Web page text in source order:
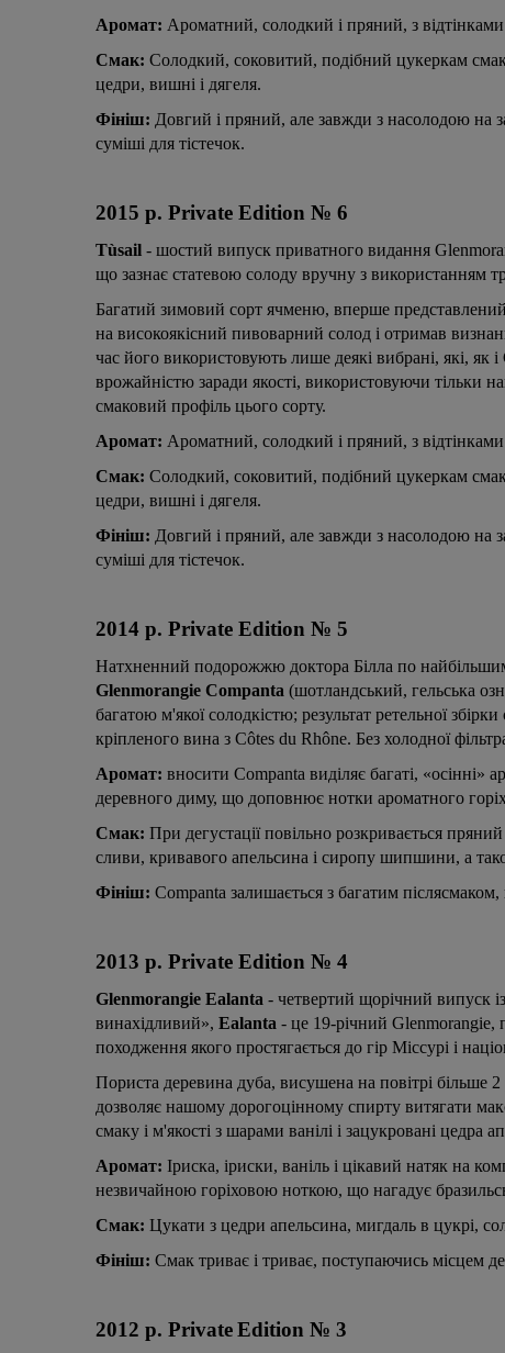
Аромат: Ароматний, солодкий і пряний, з
Смак: Солодкий, соковитий, подібний цукеркам
цедри, вишні і дягеля.
Фініш: Довгий і пряний, але завжди з насолодою на
суміші для тістечок.
2015 р. Private Edition № 6
Tùsail - шостий випуск приватного видання
що зазнає статевою солоду вручну з використанням
Багатий зимовий сорт ячменю, вперше
на високоякісний пивоварний солод і отримав
час його використовують лише деякі вибрані, які,
врожайністю заради якості, використовуючи тільки
смаковий профіль цього сорту.
Аромат: Ароматний, солодкий і пряний, з
Смак: Солодкий, соковитий, подібний цукеркам
цедри, вишні і дягеля.
Фініш: Довгий і пряний, але завжди з насолодою на
суміші для тістечок.
2014 р. Private Edition № 5
Натхненний подорожжю доктора Білла по
Glenmorangie Companta (шотландський, гельська
багатою м'якої солодкістю; результат ретельної
кріпленого вина з Côtes du Rhône. Без холодної
Аромат: вносити Companta виділяє багаті, «осінні»
деревного диму, що доповнює нотки ароматного
Смак: При дегустації повільно розкривається
сливи, кривавого апельсина і сиропу шипшини, а
Фініш: Companta залишається з багатим
2013 р. Private Edition № 4
Glenmorangie Ealanta - четвертий щорічний випуск
винахідливий», Ealanta - це 19-річний Glenmorangie,
походження якого простягається до гір Міссурі і
Пориста деревина дуба, висушена на повітрі більше
дозволяє нашому дорогоцінному спирту витягати
смаку і м'якості з шарами ванілі і зацукровані цедра
Аромат: Іриска, іриски, ваніль і цікавий натяк на
незвичайною горіховою ноткою, що нагадує
Смак: Цукати з цедри апельсина, мигдаль в цукрі,
Фініш: Смак триває і триває, поступаючись місцем
2012 р. PrivateEdition № 3